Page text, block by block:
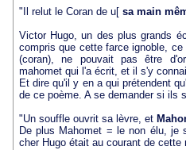
"Il relut le Coran de u[ sa main
Victor Hugo, un des plus grands
compris que cette farce ignoble,
(coran), ne pouvait pas être
mahomet qui l'a écrit, et il s'y
Et dire qu'il y en a qui prétendent
de ce poème. A se demander si ils
"Un souffle ouvrit sa lèvre, et
De plus Mahomet = le non élu, je
cher Hugo était au courant de cette